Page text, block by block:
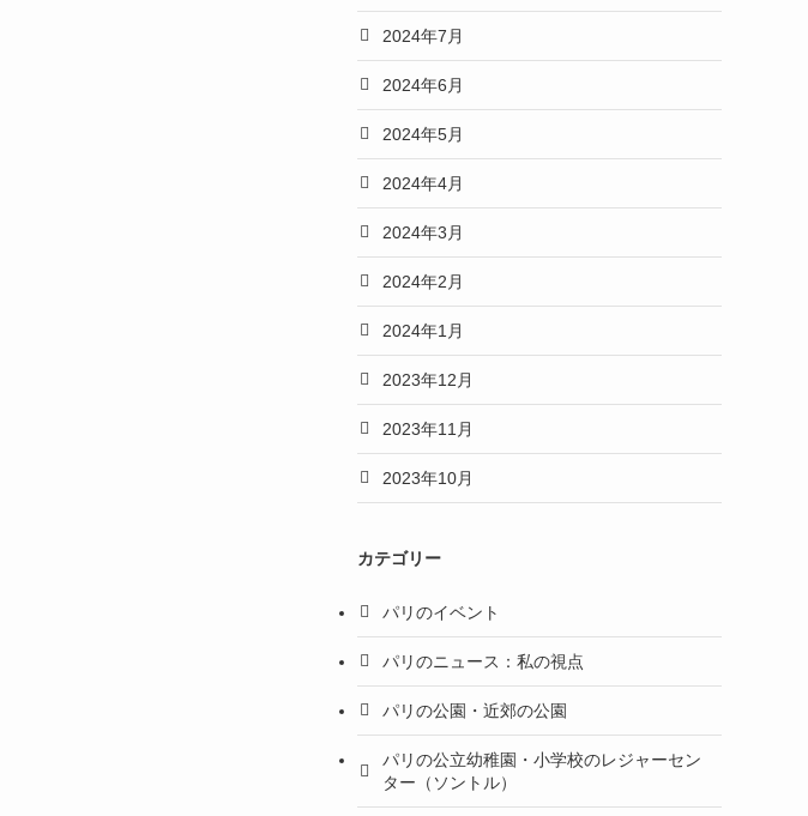
2024年7月
2024年6月
2024年5月
2024年4月
2024年3月
2024年2月
2024年1月
2023年12月
2023年11月
2023年10月
カテゴリー
パリのイベント
パリのニュース：私の視点
パリの公園・近郊の公園
パリの公立幼稚園・小学校のレジャーセン
ター（ソントル）